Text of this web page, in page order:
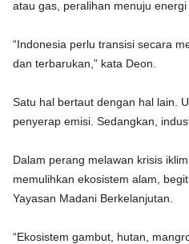
atau gas, peralihan menuju
“Indonesia perlu transisi secara
dan terbarukan,” kata Deon.
Satu hal bertaut dengan hal lain.
penyerap emisi. Sedangkan,
Dalam perang melawan krisis
memulihkan ekosistem alam,
Yayasan Madani Berkelanjutan.
“Ekosistem gambut, hutan,